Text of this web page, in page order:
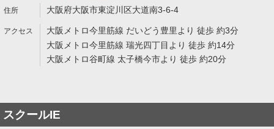
大阪府大阪市東淀川区大道南3-6-4
大阪メトロ今里筋線 だいどう豊里より 徒歩 約3分
大阪メトロ今里筋線 瑞光四丁目より 徒歩 約14分
大阪メトロ谷町線 太子橋今市より 徒歩 約20分
スクールIE